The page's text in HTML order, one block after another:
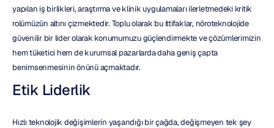
yapılan iş birlikleri, araştırma ve klinik uygulamaları ilerletmedeki kritik
rolümüzün altını çizmektedir. Toplu olarak bu ittifaklar, nöroteknolojide
güvenilir bir lider olarak konumumuzu güçlendirmekte ve çözümlerimizin
hem tüketici hem de kurumsal pazarlarda daha geniş çapta
benimsenmesinin önünü açmaktadır.
Etik Liderlik
Hızlı teknolojik değişimlerin yaşandığı bir çağda, değişmeyen tek şey